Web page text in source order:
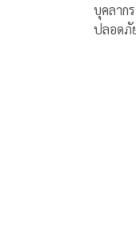
บุคลาก
ปลอดภั